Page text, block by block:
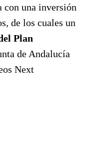
con una inversión
de los cuales un
Plan
de Andalucía
Next